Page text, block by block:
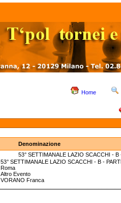
Home
Denominazione
53° SETTIMANALE LAZIO SCACCHI - B
53° SETTIMANALE LAZIO SCACCHI - B -
Roma
Altro Evento
VORANO Franca